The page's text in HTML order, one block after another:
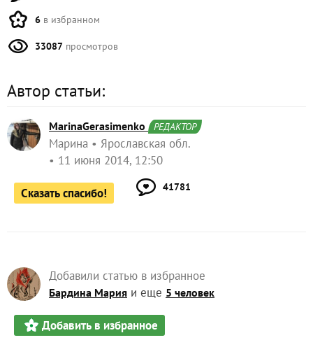
6 в избранном
33087 просмотров
Автор статьи:
MarinaGerasimenko РЕДАКТОР
Марина
Ярославская обл.
11 июня 2014, 12:50
Сказать спасибо! 41781
Добавили статью в избранное
Бардина Мария и еще 5 человек
Добавить в избранное